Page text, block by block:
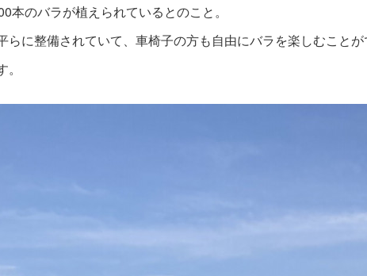
本のバラが植えられているとのこと。
らに整備されていて、車椅子の方も自由にバラを楽しむことが